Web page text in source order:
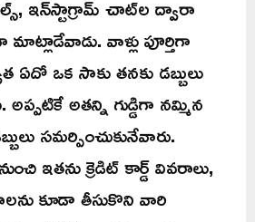
ఇన్‌స్టాగ్రామ్ చాట్‌ల ద్వారా
వాళ్లు పూర్తిగా
ఏదో ఒక సాకు తనకు డబ్బులు
అతన్ని గుడ్డిగా నమ్మిన
సమర్పించుకునేవారు.
ఇతను క్రెడిట్ కార్డ్ వివరాలు,
కూడా తీసుకొని వారి